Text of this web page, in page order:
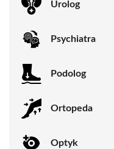
Urolog
Psychiatra
Podolog
Ortopeda
Optyk